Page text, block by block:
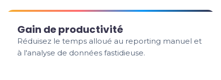
Gain de productivité
Réduisez le temps alloué au reporting manuel et
à l'analyse de données fastidieuse.